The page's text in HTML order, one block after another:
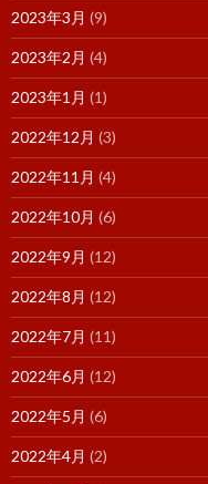
2023年3月 (9)
2023年2月 (4)
2023年1月 (1)
2022年12月 (3)
2022年11月 (4)
2022年10月 (6)
2022年9月 (12)
2022年8月 (12)
2022年7月 (11)
2022年6月 (12)
2022年5月 (6)
2022年4月 (2)